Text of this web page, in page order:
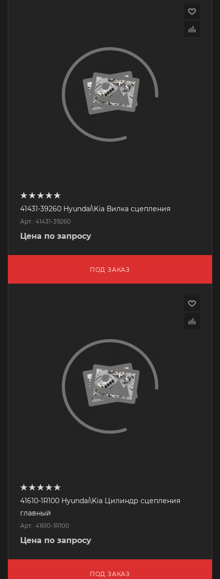
41431-39260 Hyundai\Kia Вилка сцепления
Арт.: 41431-39260
Цена по запросу
ПОД ЗАКАЗ
41610-1R100 Hyundai\Kia Цилиндр сцепления
главный
Арт.: 41610-1R100
Цена по запросу
ПОД ЗАКАЗ